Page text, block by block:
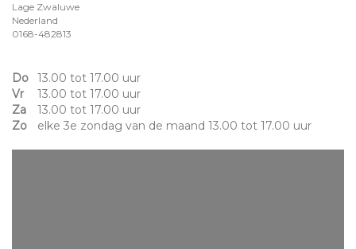
Lage Zwaluwe
Nederland
0168-482813
Do
13.00 tot 17.00 uur
Vr
13.00 tot 17.00 uur
Za
13.00 tot 17.00 uur
Zo
elke 3e zondag van de maand 13.00 tot 17.00 uur